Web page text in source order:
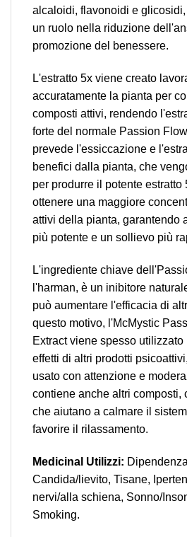
alcaloidi, flavonoidi e
un ruolo nella riduzione
promozione del benessere.
L'estratto 5x viene creato
accuratamente la pianta per
composti attivi, rendendo
forte del normale Passion
prevede l'essiccazione e
benefici dalla pianta, che
per produrre il potente estratto
ottenere una maggiore
attivi della pianta, garantendo
più potente e un sollievo più
L'ingrediente chiave
l'harman, è un inibitore
può aumentare l'efficacia di
questo motivo, l'McMystic
Extract viene spesso
effetti di altri prodotti
usato con attenzione e
contiene anche altri composti,
che aiutano a calmare il
favorire il rilassamento.
Medicinal Utilizzi:
Candida/lievito, Tisane,
nervi/alla schiena, Sonno/
Smoking.